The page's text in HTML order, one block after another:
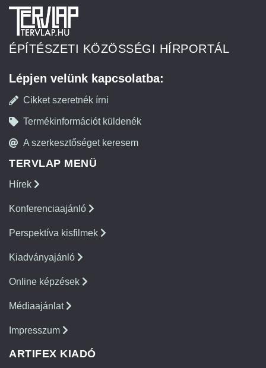
ÉPÍTÉSZETI KÖZÖSSÉGI HÍRPORTÁL
Lépjen velünk kapcsolatba:
Cikket szeretnék írni
Termékinformációt küldenék
A szerkesztőséget keresem
TERVLAP MENÜ
Hírek
Konferenciaajánló
Perspektíva kisfilmek
Kiadványajánló
Online képzések
Médiaajánlat
Impresszum
ARTIFEX KIADÓ